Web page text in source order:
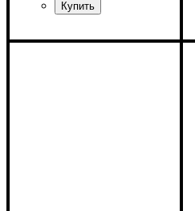
Ширина: 170 см